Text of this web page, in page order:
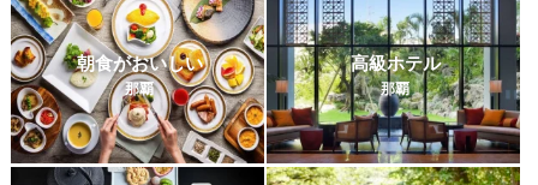
朝食がおいしい
那覇
高級ホテル
那覇